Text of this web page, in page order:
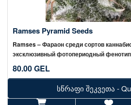
Ramses Pyramid Seeds
Ramses – Фараон среди сортов
эксклюзивный фотопериодный
80.00 GEL
სწრაფი შეკვეთა -